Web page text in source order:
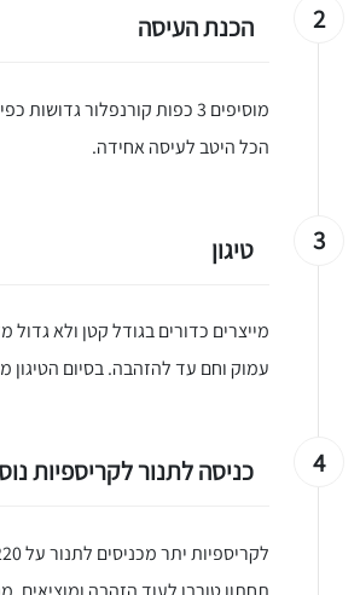
2 הכנת העיסה
מוסיפים 3 כפות קורנפלור
הכל היטב לעיסה אחידה.
3 טיגון
מייצרים כדורים בגודל קטן ולא גדול
עמוק וחם עד להזהבה. בסיום הטיגון
4 כניסה לתנור לקריספיות